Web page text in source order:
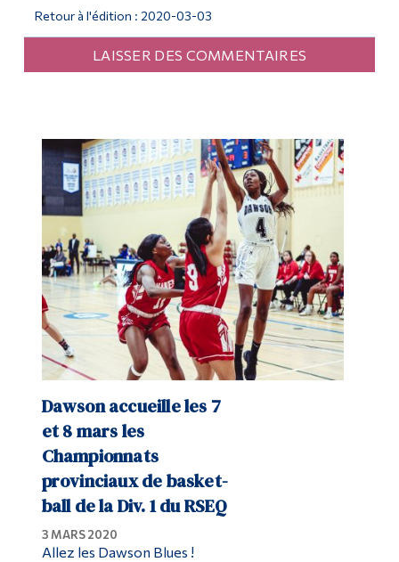
Retour à l'édition : 2020-03-03
LAISSER DES COMMENTAIRES
Dawson accueille les 7
et 8 mars les
Championnats
provinciaux de basket-
ball de la Div. 1 du RSEQ
3 MARS 2020
Allez les Dawson Blues !
Qui vous êtes
Étudiants actuels
Corps enseignant et
personnel administratif
Diplômé·es et visiteur·euses